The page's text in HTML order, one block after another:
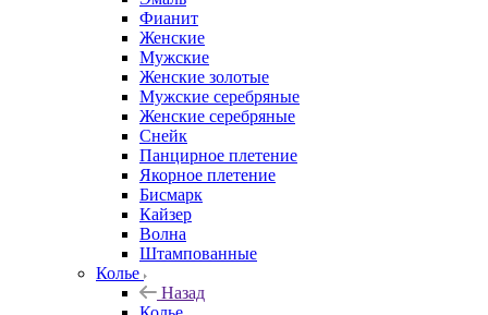
Фианит
Женские
Мужские
Женские золотые
Мужские серебряные
Женские серебряные
Снейк
Панцирное плетение
Якорное плетение
Бисмарк
Кайзер
Волна
Штампованные
Колье
Назад